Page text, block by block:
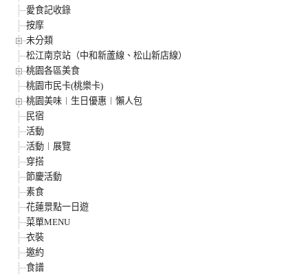
愛食記收錄
按摩
未分類
松江南京站（中和新蘆線、松山新店線）
桃園各區美食
桃園市民卡(桃樂卡)
桃園美味︱生日優惠︱懶人包
民宿
活動
活動︱展覽
穿搭
節慶活動
素食
花蓮景點一日遊
菜單MENU
衣裝
邀約
食譜